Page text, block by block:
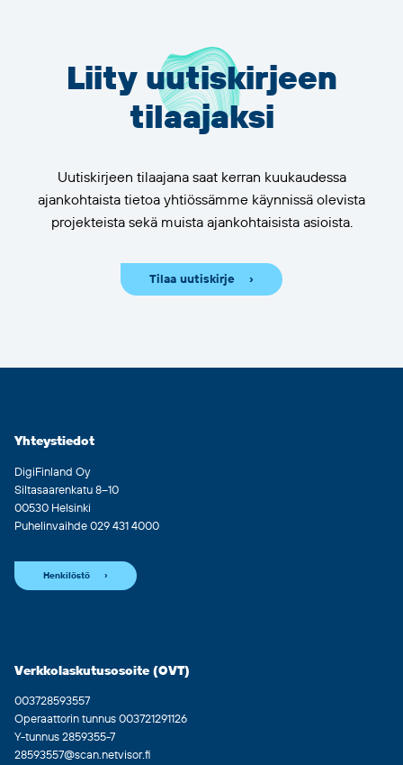
Liity uutiskirjeen
tilaajaksi
Uutiskirjeen tilaajana saat kerran kuukaudessa
ajankohtaista tietoa yhtiössämme käynnissä olevista
projekteista sekä muista ajankohtaisista asioista.
Tilaa uutiskirje
Yhteystiedot
DigiFinland Oy
Siltasaarenkatu 8–10
00530 Helsinki
Puhelinvaihde 029 431 4000
Henkilöstö
Verkkolaskutusosoite (OVT)
003728593557
Operaattorin tunnus 003721291126
Y-tunnus 2859355-7
28593557@scan.netvisor.fi